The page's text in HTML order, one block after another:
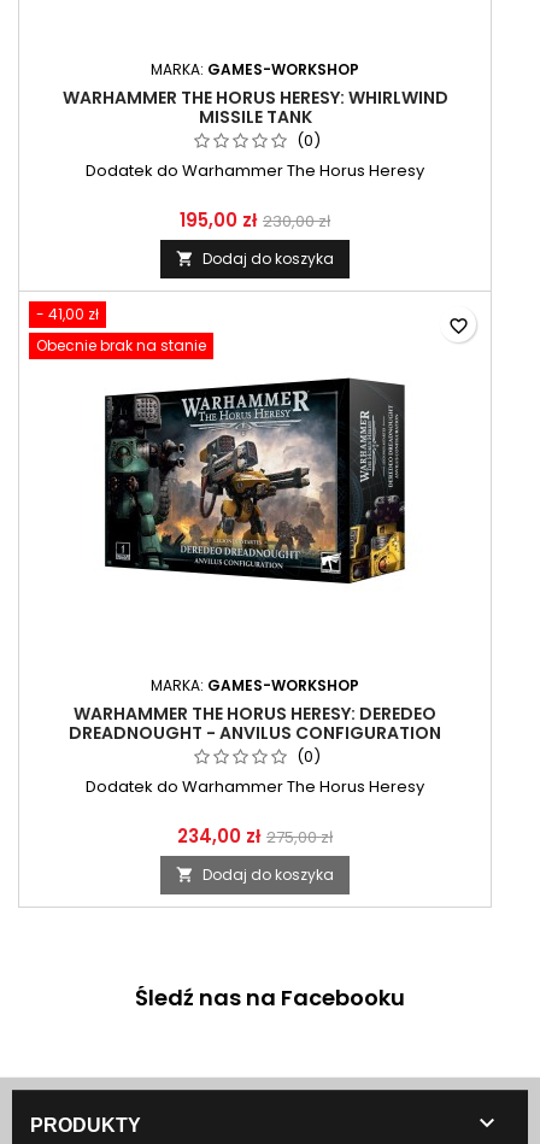
MARKA: GAMES-WORKSHOP
WARHAMMER THE HORUS HERESY: WHIRLWIND
MISSILE TANK
(0)
Dodatek do Warhammer The Horus Heresy
195,00 zł 230,00 zł
 Dodaj do koszyka
- 41,00 zł
Obecnie brak na stanie
MARKA: GAMES-WORKSHOP
WARHAMMER THE HORUS HERESY: DEREDEO
DREADNOUGHT - ANVILUS CONFIGURATION
(0)
Dodatek do Warhammer The Horus Heresy
234,00 zł 275,00 zł
 Dodaj do koszyka
favorite_border
Śledź nas na Facebooku
PRODUKTY 